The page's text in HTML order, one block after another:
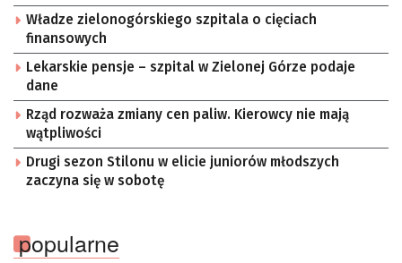
Władze zielonogórskiego szpitala o cięciach
finansowych
Lekarskie pensje – szpital w Zielonej Górze podaje
dane
Rząd rozważa zmiany cen paliw. Kierowcy nie mają
wątpliwości
Drugi sezon Stilonu w elicie juniorów młodszych
zaczyna się w sobotę
popularne